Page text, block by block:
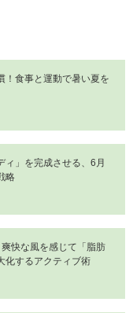
！食事と運動で暑い夏を
ィ」を完成させる、6月
略
快な風を感じて「脂肪
化するアクティブ術